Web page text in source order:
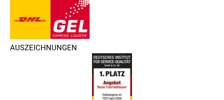
AUSZEICHNUNGEN